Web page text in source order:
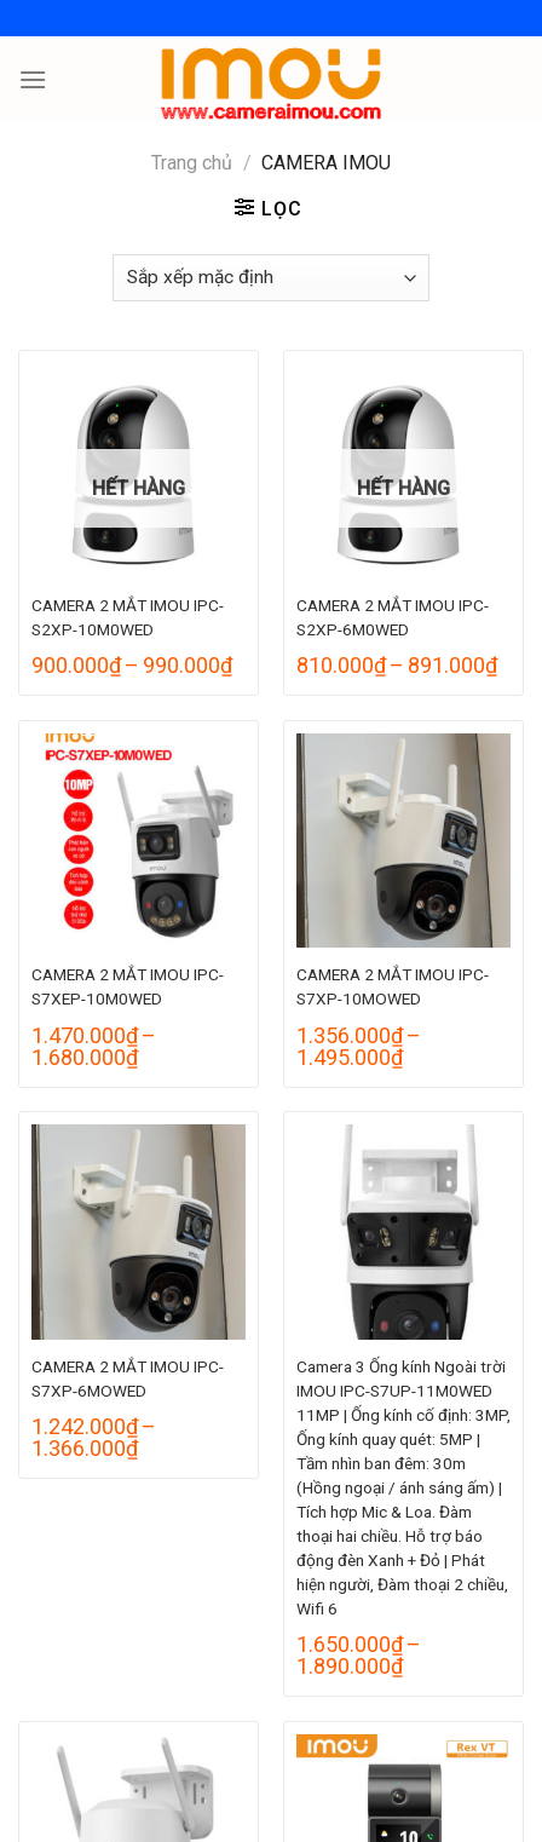
to
content
Trang chủ / CAMERA IMOU
LỌC
HẾT HÀNG
CAMERA 2 MẮT IMOU IPC-
S2XP-10M0WED
900.000₫ – 990.000₫Khoảng
900.000₫
990.000₫
HẾT HÀNG
CAMERA 2 MẮT IMOU IPC-
S2XP-6M0WED
810.000₫ – 891.000₫
CAMERA 2 MẮT IMOU IPC-
S7XEP-10M0WED
1.470.000₫ –
1.680.000₫Khoảng
giá:
1.470.000₫
đến
1.680.000₫
CAMERA 2 MẮT IMOU IPC-
S7XP-10MOWED
1.356.000₫ –
1.495.000₫Khoảng
giá:
1.356.000₫
1.495.000₫
CAMERA 2 MẮT IMOU IPC-
S7XP-6MOWED
1.242.000₫ –
1.366.000₫Khoảng
Camera 3 Ống kính Ngoài trời
IMOU IPC-S7UP-11M0WED
11MP | Ống kính cố định: 3MP,
Ống kính quay quét: 5MP |
Tầm nhìn ban đêm: 30m
(Hồng ngoại / ánh sáng ấm) |
Tích hợp Mic & Loa. Đàm
thoại hai chiều. Hỗ trợ báo
động đèn Xanh + Đỏ | Phát
hiện người, Đàm thoại 2 chiều,
Wifi 6
1.650.000₫ –
1.890.000₫Khoảng
1.890.000₫